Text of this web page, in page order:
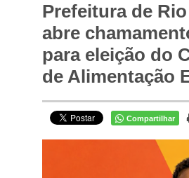
Prefeitura de
abre
para eleição do
de Alimentação
Compartilhar